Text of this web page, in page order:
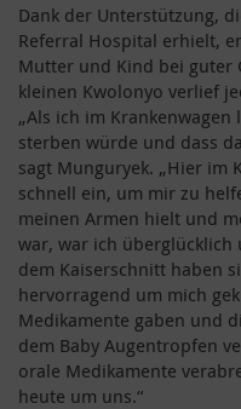
Dank der Unterstützung,
Referral Hospital erhielt,
Mutter und Kind bei guter
kleinen Kwolonyo verlief
„Als ich im
sterben würde und dass
sagt Munguryek. „Hier im
schnell ein, um mir zu
meinen Armen hielt und
war, war ich
dem Kaiserschnitt haben
hervorragend um mich
Medikamente gaben und
dem Baby Augentropfen
orale Medikamente
heute um uns.“